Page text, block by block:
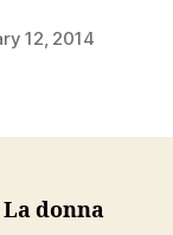
12, 2014
La donna